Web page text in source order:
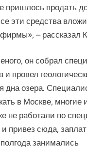
пришлось продать
эти средства
– рассказал
он собрал
и провел
дна озера.
в Москве, многие
не работали по
привез сюда,
занимались